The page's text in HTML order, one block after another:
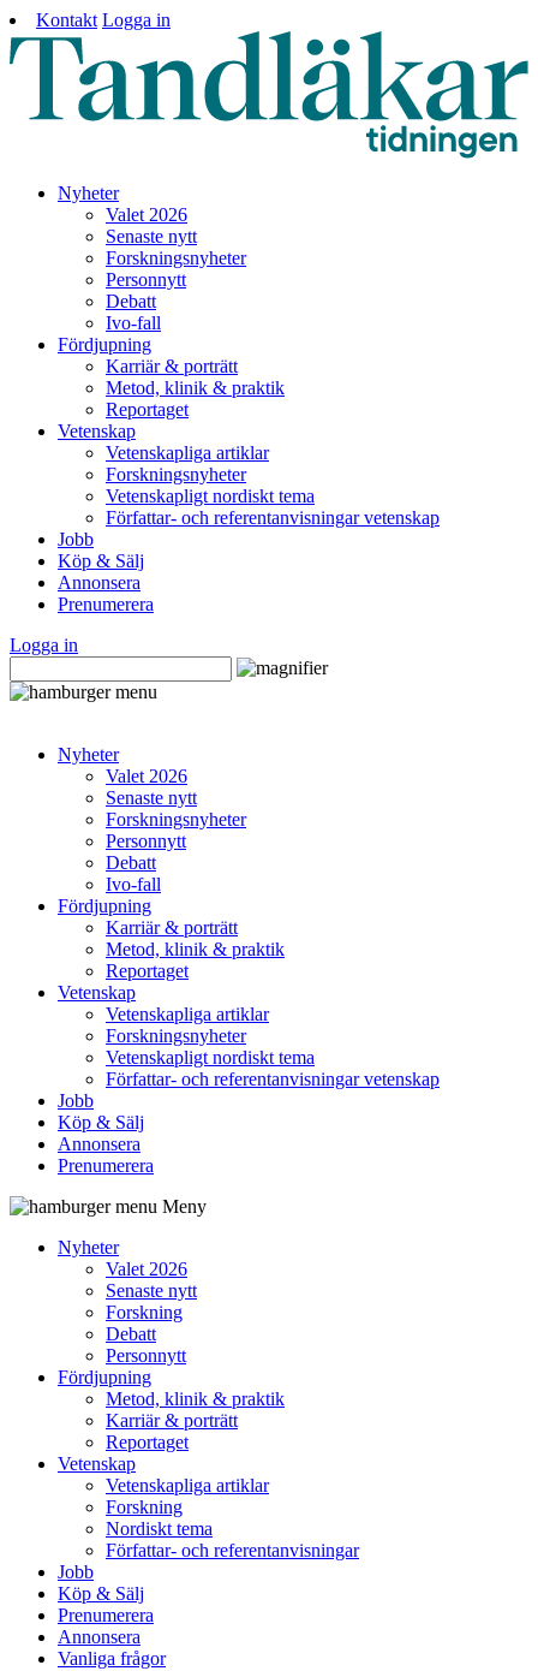
Kontakt Logga in
Nyheter
Valet 2026
Senaste nytt
Forskningsnyheter
Personnytt
Debatt
Ivo-fall
Fördjupning
Karriär & porträtt
Metod, klinik & praktik
Reportaget
Vetenskap
Vetenskapliga artiklar
Forskningsnyheter
Vetenskapligt nordiskt tema
Författar- och referentanvisningar vetenskap
Jobb
Köp & Sälj
Annonsera
Prenumerera
Logga in
Nyheter
Valet 2026
Senaste nytt
Forskningsnyheter
Personnytt
Debatt
Ivo-fall
Fördjupning
Karriär & porträtt
Metod, klinik & praktik
Reportaget
Vetenskap
Vetenskapliga artiklar
Forskningsnyheter
Vetenskapligt nordiskt tema
Författar- och referentanvisningar vetenskap
Jobb
Köp & Sälj
Annonsera
Prenumerera
Meny
Nyheter
Valet 2026
Senaste nytt
Forskning
Debatt
Personnytt
Fördjupning
Metod, klinik & praktik
Karriär & porträtt
Reportaget
Vetenskap
Vetenskapliga artiklar
Forskning
Nordiskt tema
Författar- och referentanvisningar
Jobb
Köp & Sälj
Prenumerera
Annonsera
Vanliga frågor